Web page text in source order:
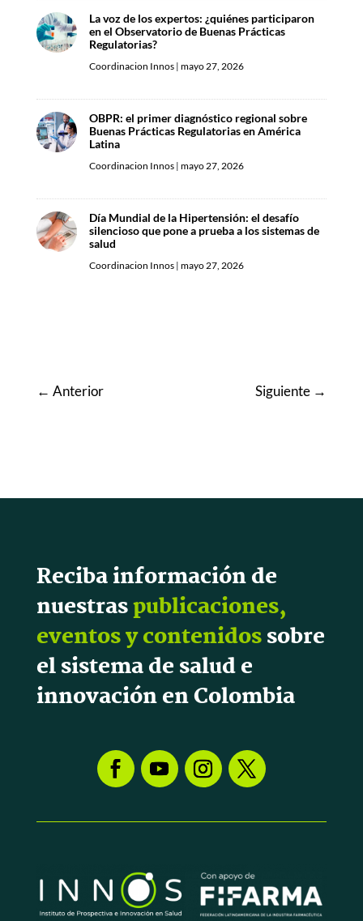
La voz de los expertos: ¿quiénes participaron
en el Observatorio de Buenas Prácticas
Regulatorias?
Coordinacion Innos| mayo 27, 2026
OBPR: el primer diagnóstico regional sobre
Buenas Prácticas Regulatorias en América
Latina
Coordinacion Innos| mayo 27, 2026
Día Mundial de la Hipertensión: el desafío
silencioso que pone a prueba a los sistemas de
salud
Coordinacion Innos| mayo 27, 2026
← Anterior Siguiente →
Reciba información de
nuestraspublicaciones,
eventos y contenidossobre
el sistema de salud e
innovación en Colombia